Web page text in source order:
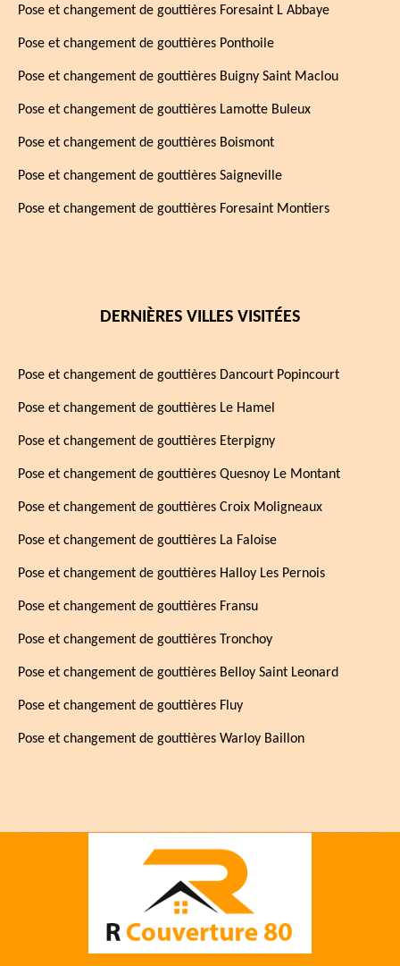
Pose et changement de gouttières Foresaint L Abbaye
Pose et changement de gouttières Ponthoile
Pose et changement de gouttières Buigny Saint Maclou
Pose et changement de gouttières Lamotte Buleux
Pose et changement de gouttières Boismont
Pose et changement de gouttières Saigneville
Pose et changement de gouttières Foresaint Montiers
DERNIÈRES VILLES VISITÉES
Pose et changement de gouttières Dancourt Popincourt
Pose et changement de gouttières Le Hamel
Pose et changement de gouttières Eterpigny
Pose et changement de gouttières Quesnoy Le Montant
Pose et changement de gouttières Croix Moligneaux
Pose et changement de gouttières La Faloise
Pose et changement de gouttières Halloy Les Pernois
Pose et changement de gouttières Fransu
Pose et changement de gouttières Tronchoy
Pose et changement de gouttières Belloy Saint Leonard
Pose et changement de gouttières Fluy
Pose et changement de gouttières Warloy Baillon